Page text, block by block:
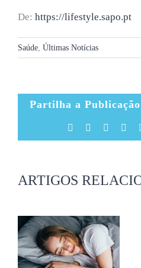
De: https://lifestyle.sapo.pt
Saúde Últimas Notícias
Partilha a Publicação
Facebook Reddit
ARTIGOS